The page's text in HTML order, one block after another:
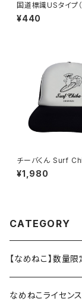
国道標識USタイプ
テッカー 130号線
¥440
チーバくん Surf
ュキャップ（Bホワイト
¥1,980
CATEGORY
【なめねこ】数量
なめねこライセン